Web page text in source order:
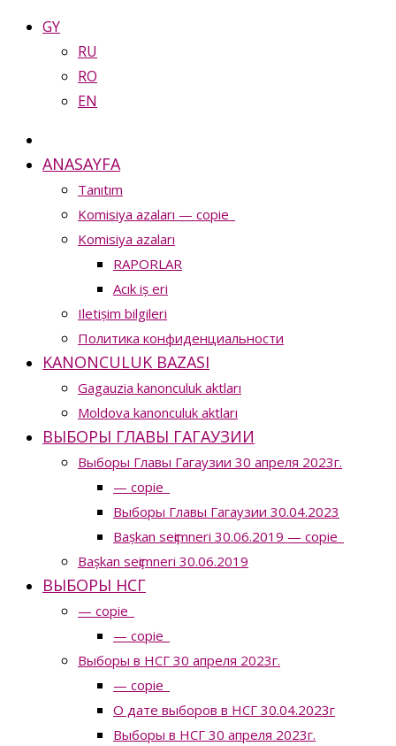
GY
RU
RO
EN
ANASAYFA
Tanıtım
Komisiya azaları — copie_
Komisiya azaları
RAPORLAR
Acık iș eri
Iletișim bilgileri
Политика конфиденциальности
KANONCULUK BAZASI
Gagauzia kanonculuk aktları
Moldova kanonculuk aktları
ВЫБОРЫ ГЛАВЫ ГАГАУЗИИ
Выборы Главы Гагаузии 30 апреля 2023г.
— copie_
Выборы Главы Гагаузии 30.04.2023
Bașkan seҫimneri 30.06.2019 — copie_
Bașkan seҫimneri 30.06.2019
ВЫБОРЫ НСГ
— copie_
— copie_
Выборы в НСГ 30 апреля 2023г.
— copie_
О дате выборов в НСГ 30.04.2023г
Выборы в НСГ 30 апреля 2023г.